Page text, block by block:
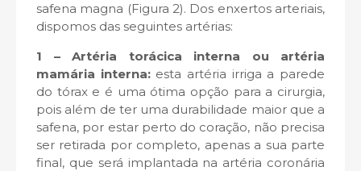
safena magna (Figura 2). Dos enxertos arteriais,
dispomos das seguintes artérias:
1 – Artéria torácica interna ou artéria
mamária interna:esta artéria irriga a parede
do tórax e é uma ótima opção para a cirurgia,
pois além de ter uma durabilidade maior que a
safena, por estar perto do coração, não precisa
ser retirada por completo, apenas a sua parte
final, que será implantada na artéria coronária